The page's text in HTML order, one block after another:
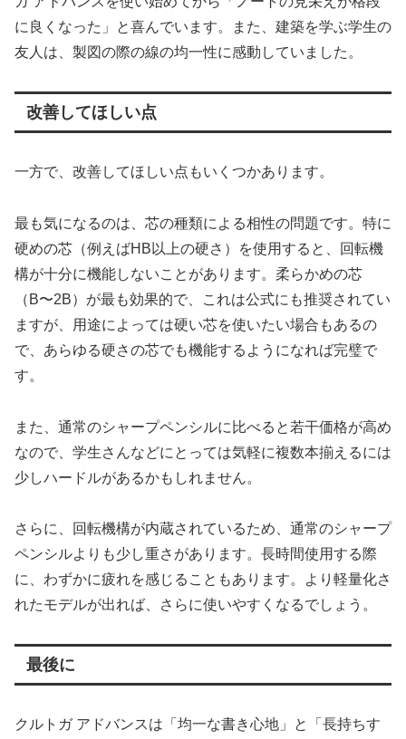
に良くなった」と喜んでいます。また、建築を学ぶ学生の
友人は、製図の際の線の均一性に感動していました。
改善してほしい点
一方で、改善してほしい点もいくつかあります。
最も気になるのは、芯の種類による相性の問題です。特に
硬めの芯（例えばHB以上の硬さ）を使用すると、回転機
構が十分に機能しないことがあります。柔らかめの芯
（B〜2B）が最も効果的で、これは公式にも推奨されてい
ますが、用途によっては硬い芯を使いたい場合もあるの
で、あらゆる硬さの芯でも機能するようになれば完璧で
す。
また、通常のシャープペンシルに比べると若干価格が高め
なので、学生さんなどにとっては気軽に複数本揃えるには
少しハードルがあるかもしれません。
さらに、回転機構が内蔵されているため、通常のシャープ
ペンシルよりも少し重さがあります。長時間使用する際
に、わずかに疲れを感じることもあります。より軽量化さ
れたモデルが出れば、さらに使いやすくなるでしょう。
最後に
クルトガ アドバンスは「均一な書き心地」と「長持ちす